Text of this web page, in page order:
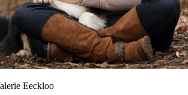
Eeckloo